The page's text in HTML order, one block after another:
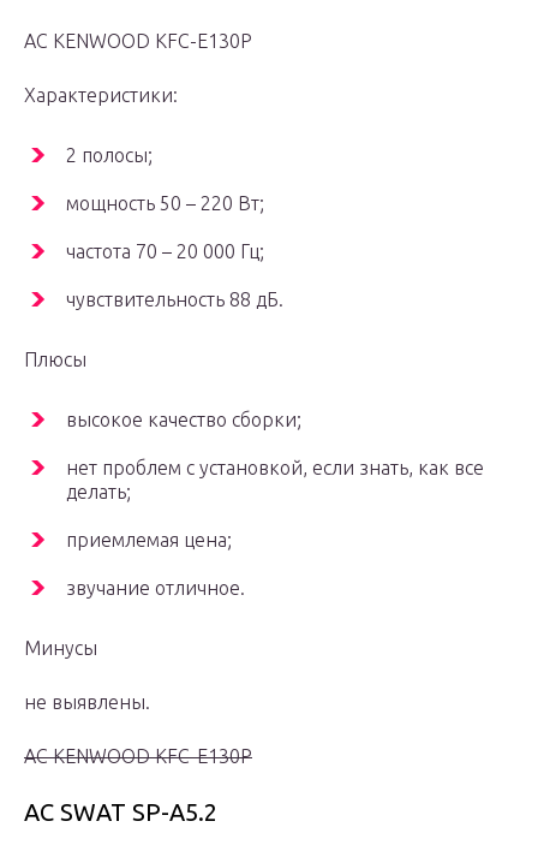
АС KENWOOD KFC-E130P
Характеристики:
2 полосы;
мощность 50 – 220 Вт;
частота 70 – 20 000 Гц;
чувствительность 88 дБ.
Плюсы
высокое качество сборки;
нет проблем с установкой, если знать, как все
делать;
приемлемая цена;
звучание отличное.
Минусы
не выявлены.
АС KENWOOD KFC-E130P
АС SWAT SP-A5.2